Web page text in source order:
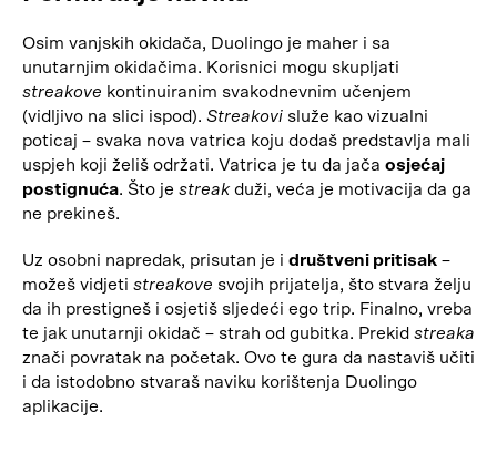
Osim vanjskih okidača, Duolingo je maher i sa
unutarnjim okidačima. Korisnici mogu skupljati
streakove kontinuiranim svakodnevnim učenjem
(vidljivo na slici ispod). Streakovi služe kao vizualni
poticaj – svaka nova vatrica koju dodaš predstavlja mali
uspjeh koji želiš održati. Vatrica je tu da jača osjećaj
postignuća. Što je streakduži, veća je motivacija da ga
ne prekineš.
Uz osobni napredak, prisutan je i društveni pritisak –
možeš vidjeti streakove svojih prijatelja, što stvara želju
da ih prestigneš i osjetiš sljedeći ego trip. Finalno, vreba
te jak unutarnji okidač – strah od gubitka. Prekid streaka
znači povratak na početak. Ovo te gura da nastaviš učiti
i da istodobno stvaraš naviku korištenja Duolingo
aplikacije.